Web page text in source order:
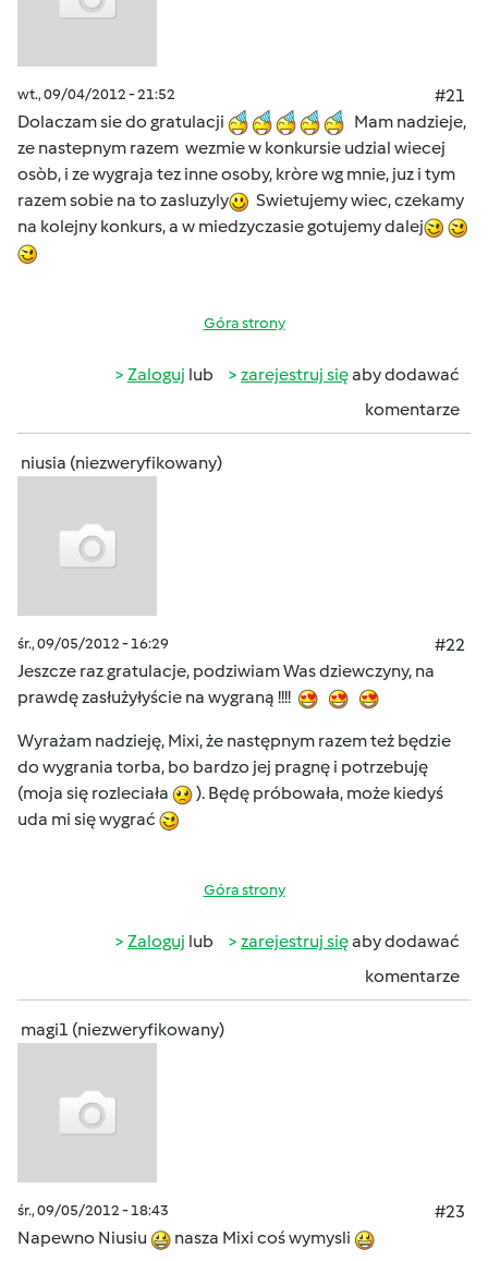
wt., 09/04/2012 - 21:52
#21
Dolaczam sie do gratulacji
Mam nadzieje,
ze nastepnym razem wezmie w konkursie udzial wiecej
osòb, i ze wygraja tez inne osoby, kròre wg mnie, juz i tym
razem sobie na to zasluzyly
Swietujemy wiec, czekamy
na kolejny konkurs, a w miedzyczasie gotujemy dalej
Góra strony
Zaloguj lub zarejestruj sięaby dodawać
komentarze
niusia (niezweryfikowany)
śr., 09/05/2012 - 16:29
#22
Jeszcze raz gratulacje, podziwiam Was dziewczyny, na
prawdę zasłużyłyście na wygraną !!!!
Wyrażam nadzieję, Mixi, że następnym razem też będzie
do wygrania torba, bo bardzo jej pragnę i potrzebuję
(moja się rozleciała
). Będę próbowała, może kiedyś
uda mi się wygrać
Góra strony
Zaloguj lub zarejestruj sięaby dodawać
komentarze
magi1 (niezweryfikowany)
śr., 09/05/2012 - 18:43
#23
Napewno Niusiu
nasza Mixi coś wymysli